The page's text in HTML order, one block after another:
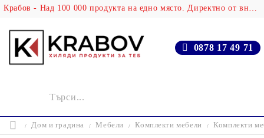
Крабов - Над 100 000 продукта на едно място. Директно от вносителя!
0878 17 49 71
Дом и градина Мебели Комплекти мебели Комплекти